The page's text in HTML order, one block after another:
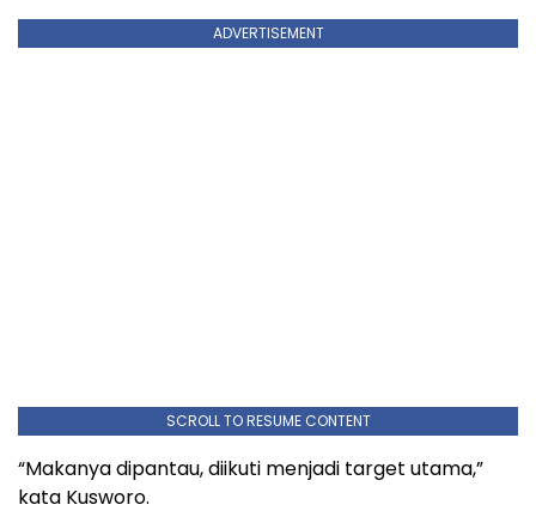
ADVERTISEMENT
SCROLL TO RESUME CONTENT
“Makanya dipantau, diikuti menjadi target utama,”
kata Kusworo.